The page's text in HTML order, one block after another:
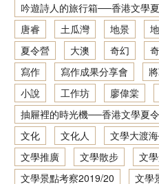
相關連結
吟遊詩人的旅行箱──香港文學
唐睿
土瓜灣 地景
夏令營
大澳 奇幻
寫作
寫作成果分享會
小說
工作坊 廖偉棠
抽屜裡的時光機──香港文學夏
文化
文化人
文學大渡
文學推廣
文學散步
文
文學景點考察2019/20
文學